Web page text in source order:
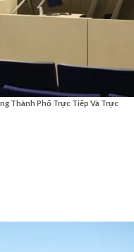
Thành Phố Trực Tiếp Và Trực